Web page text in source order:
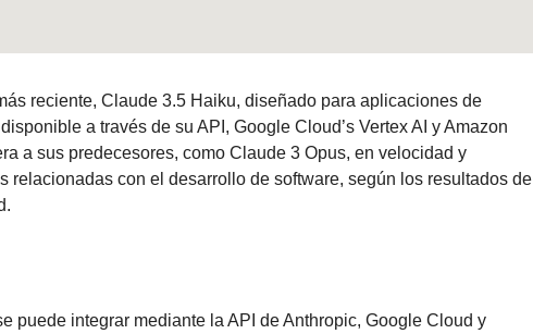
reciente, Claude 3.5 Haiku, diseñado para aplicaciones de
a través de su API, Google Cloud’s Vertex AI y Amazon
a sus predecesores, como Claude 3 Opus, en velocidad y
relacionadas con el desarrollo de software, según los resultados de
puede integrar mediante la API de Anthropic, Google Cloud y